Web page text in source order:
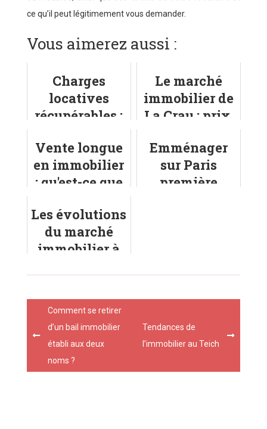
ce qu’il peut légitimement vous demander.
Vous aimerez aussi :
Charges
locatives
récupérables :
guide pratique
Le marché
immobilier de
La Crau : prix,
Vente longue
en immobilier
: qu'est-ce que
Emménager
sur Paris
première
Les évolutions
du marché
immobilier à
Post
navigation
Comment se retirer
d’un bail immobilier
établi aux deux
noms ?
Tendances de
l’immobilier au Teich